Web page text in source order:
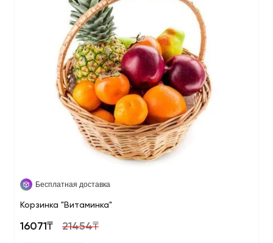
Бесплатная доставка
Корзинка "Витаминка"
16071₸ 21454₸